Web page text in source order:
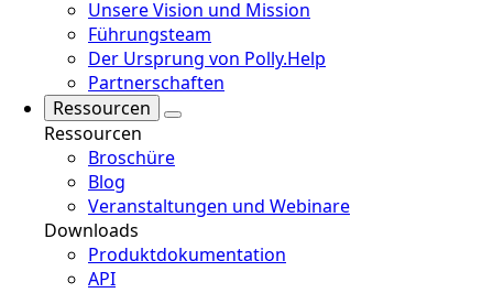
Unsere Vision und Mission
Führungsteam
Der Ursprung von Polly.Help
Partnerschaften
Ressourcen
Ressourcen
Broschüre
Blog
Veranstaltungen und Webinare
Downloads
Produktdokumentation
API